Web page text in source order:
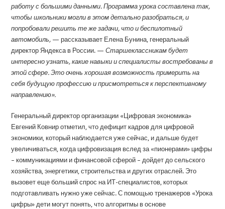
работу с большими данными. Программа урока составлена так,
чтобы школьники могли в этом детально разобраться, и
попробовали решить те же задачи, что и беспилотный
автомобиль, — рассказывает Елена Бунина, генеральный
директор Яндекса в России. —Старшеклассникам будет
интересно узнать, какие навыки и специалисты востребованы в
этой сфере. Это очень хорошая возможность примерить на
себя будущую профессию и присмотреться к перспективному
направлению».
Генеральный директор организации «Цифровая экономика»
Евгений Ковнир отметил, что дефицит кадров для цифровой
экономики, который наблюдается уже сейчас, и дальше будет
увеличиваться, когда цифровизация вслед за «пионерами» цифры
– коммуникациями и финансовой сферой – дойдет до сельского
хозяйства, энергетики, строительства и других отраслей. Это
вызовет еще больший спрос на ИТ-специалистов, которых
подготавливать нужно уже сейчас. С помощью тренажеров «Урока
цифры» дети могут понять, что алгоритмы в основе